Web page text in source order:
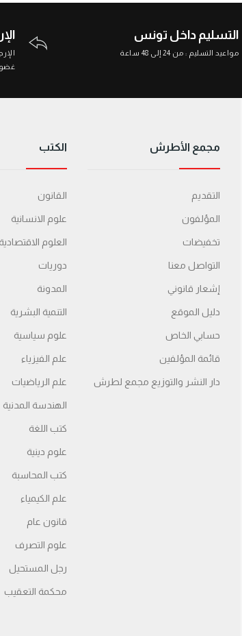
غضون
التسليم داخل تونس
مواعيد التسليم : من 24 إلى 48 ساعة
مجمع الأطرش
التقديم
المؤلفون
تخفيضات
التواصل معنا
إشعار قانوني
دليل الموقع
حسابي الخاص
قائمة المؤلفين
دار النشر والتوزيع مجمع لطرش
الكتب
القانون
علوم الانسانية
العلوم
دوريات
المدونة
التنمية البشرية
علوم سياسية
علم الفيزياء
علم الرياضيات
الهندسة المدنية
كتب اللغة
علوم دينية
كتب المحاسبة
علم الكيمياء
قانون عام
علوم التصرف
رجل المستحيل
محكمة التعقیب